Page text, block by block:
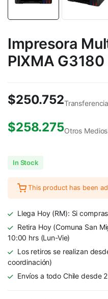
Impresora
PIXMA
$250.752Transferencia
$258.275Otros
In Stock
This product has been
Llega Hoy (RM): Si
Retira Hoy (Comuna San
10:00 hrs (Lun-Vie)
Los retiros se realizan
coordinación)
Envíos a todo Chile desde